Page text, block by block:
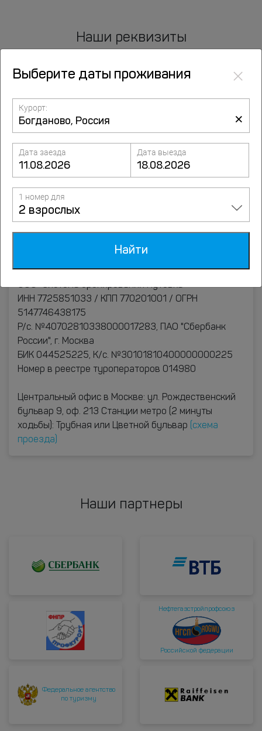
Выберите даты проживания ×
Курорт:
×
Дата заезда Дата выезда
1 номер для
2 взрослых
Найти
Наши реквизиты
Информация о компании Путевка.ком
в Реестре туроператоров
(Федеральное агентство по туризму)
-
посмотреть
Реквизиты:
ООО "Система бронирования Путевка"
ИНН 7725851033 / КПП 770201001 / ОГРН
5147746438175
Р/с. №40702810338000017283, ПАО "Сбербанк
России", г. Москва
БИК 044525225, К/с. №30101810400000000225
Номер в реестре туроператоров 014980
Центральный офис в Москве: ул. Рождественский
бульвар 9, оф. 213 Станции метро (2 минуты
ходьбы): Трубная или Цветной бульвар
(схема
проезда)
Наши партнеры
Нефтегазстройпрофсоюз
Российской федерации
Федеральное агентство
по туризму